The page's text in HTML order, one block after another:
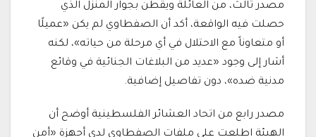
مصدر ثالث، من العائلة ويقطن بجوار المنزل الذي
حصلت فيه الواقعة، أكد أن الصفطاوي لم يكن «عميلًا
أو متعاوناً مع الاحتلال في أي مرحلة من حياته»، لكنه
أشار إلى وجود «عديد من البلاغات الجنائية في وقائع
مدنية ضده»، دون تفاصيل إضافية.
مصدر رابع من اتحاد العشائر الفلسطينية أوضح أن
الهيئة اطلعت على ملفات الصفطاوي لدى أجهزة «أمن